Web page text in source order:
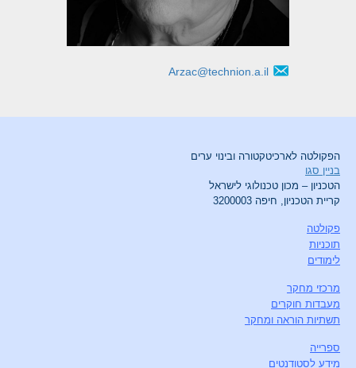
Arzac@technion.a.il
הפקולטה לארכיטקטורה ובינוי ערים
בניין סגו
הטכניון – מכון טכנולוגי לישראל
קריית הטכניון, חיפה 3200003
פקולטה
תוכניות
לימודים
מרכזי מחקר
מעבדות חוקרים
תשתיות הוראה ומחקר
ספרייה
מידע לסטודנטים